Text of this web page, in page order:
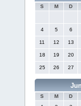
S M D
4 5 6
11 12 13
18 19 20
25 26 27
S M D